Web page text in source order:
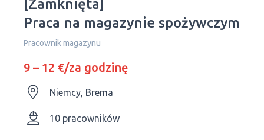
[Zamknięta]
Praca na magazynie spożywczym
Рracownik magazynu
9 – 12 €/za godzinę
Niemcy, Brema
10 pracowników